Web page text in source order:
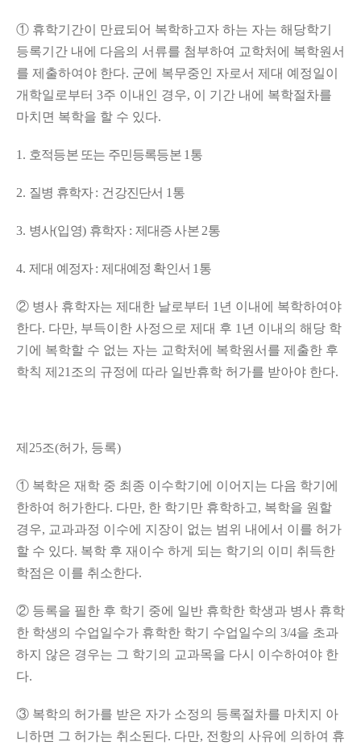
① 휴학기간이 만료되어 복학하고자 하는 자는 해당학기
등록기간 내에 다음의 서류를 첨부하여 교학처에 복학원서
를 제출하여야 한다. 군에 복무중인 자로서 제대 예정일이
개학일로부터 3주 이내인 경우, 이 기간 내에 복학절차를
마치면 복학을 할 수 있다.
1. 호적등본 또는 주민등록등본 1 통
2. 질병 휴학자: 건강진단서 1 통
3. 병사(입영) 휴학자 : 제대증 사본 2통
4. 제대 예정자:제대예정 확인서 1 통
② 병사 휴학자는 제대한 날로부터 1 년 이내에 복학하여야
한다. 다만, 부득이한 사정으로 제대 후 1 년 이내의 해당 학
기에 복학할 수 없는 자는 교학처에 복학원서를 제출한 후
학칙 제 21 조의 규정에 따라 일반휴학 허가를 받아야 한다.
제 25조(허가, 등록)
① 복학은 재학 중 최종 이수학기에 이어지는 다음 학기에
한하여 허가한다. 다만, 한 학기만 휴학하고, 복학을 원할
경우, 교과과정 이수에 지장이 없는 범위 내에서 이를 허가
할 수 있다. 복학 후 재이수 하게 되는 학기의 이미 취득한
학점은 이를 취소한다.
② 등록을 필한 후 학기 중에 일반 휴학한 학생과 병사 휴학
한 학생의 수업일수가 휴학한 학기 수업일수의 3/4을 초과
하지 않은 경우는 그 학기의 교과목을 다시 이수하여야 한
다.
③ 복학의 허가를 받은 자가 소정의 등록절차를 마치지 아
니하면 그 허가는 취소된다. 다만, 전항의 사유에 의하여 휴